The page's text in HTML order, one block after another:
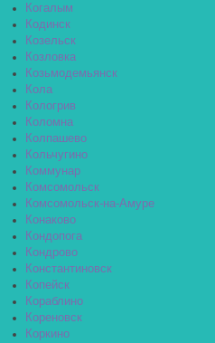
Когалым
Кодинск
Козельск
Козловка
Козьмодемьянск
Кола
Кологрив
Коломна
Колпашево
Кольчугино
Коммунар
Комсомольск
Комсомольск-на-Амуре
Конаково
Кондопога
Кондрово
Константиновск
Копейск
Кораблино
Кореновск
Коркино